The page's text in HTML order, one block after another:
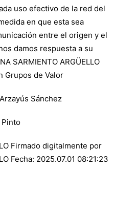
uso efectivo de la red del
en que esta sea
entre el origen y el
damos respuesta a su
SARMIENTO ARGÜELLO
Grupos de Valor
Sánchez
Pinto
Firmado digitalmente por
Fecha: 2025.07.01 08:21:23